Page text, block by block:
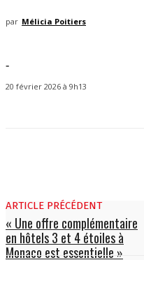
par Mélicia Poitiers
-
20 février 2026 à 9h13
ARTICLE PRÉCÉDENT
« Une offre complémentaire
en hôtels 3 et 4 étoiles à
Monaco est essentielle »